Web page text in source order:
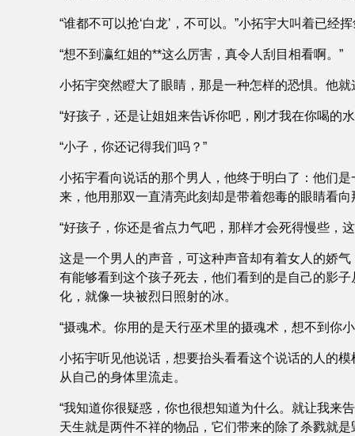
“谁都不可以抢‘白龙’，不可以。”小拓宇大叫着已
“想不到瀛红姐的**这么厉害，真令人刮目相看啊。”
小拓宇突然瞪大了眼睛，那是一种怎样的恐惧。他
“好孩子，还是让姐姐来告诉你吧，刚才我在你喝的
“小子，你还记得我们吗？”
小拓宇看向说话的那个男人，他终于明白了：他们
来，他用那双一直清亮此刻却是带着怨毒的眼睛看
“好孩子，你还是省点力气吧，那样才会死得慢些，
这是一个男人的声音，可这种声音却有着女人的娇
有能够看到这个孩子死去，他们看到的是自己的影
化，就像一块被烈日照射的冰。
“摄魂术。你用的是天行巫术里的摄魂术，想不到你
小拓宇听见他说话，想要抬头看看这个说话的人的
从自己的身体里流走。
“我知道你很疑惑，你也很想知道为什么。就让我来
天生就是两件不祥的物品，它们带来的除了杀戮就